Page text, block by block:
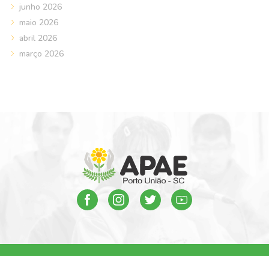
junho 2026
maio 2026
abril 2026
março 2026